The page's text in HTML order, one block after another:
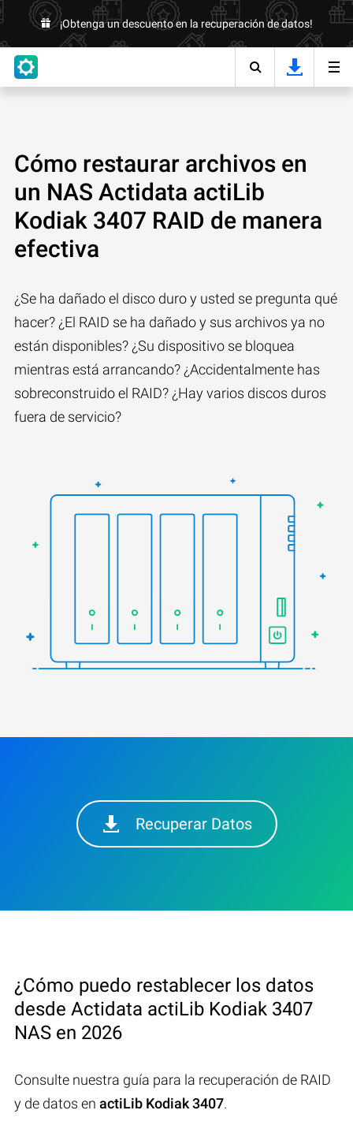
¡Obtenga un descuento en la recuperación de datos!
Cómo restaurar archivos en
un NAS Actidata actiLib
Kodiak 3407 RAID de manera
efectiva
¿Se ha dañado el disco duro y usted se pregunta qué
hacer? ¿El RAID se ha dañado y sus archivos ya no
están disponibles? ¿Su dispositivo se bloquea
mientras está arrancando? ¿Accidentalmente has
sobreconstruido el RAID? ¿Hay varios discos duros
fuera de servicio?
Recuperar Datos
¿Cómo puedo restablecer los datos
desde Actidata actiLib Kodiak 3407
NAS en 2026
Consulte nuestra guía para la recuperación de RAID
y de datos en actiLib Kodiak 3407.